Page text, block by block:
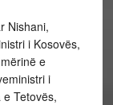
Nishani,
i Kosovës,
e
i
Tetovës,